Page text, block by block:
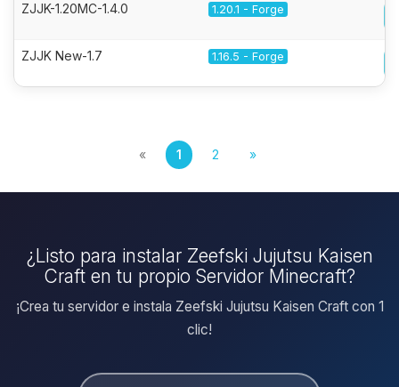
ZJJK-1.20MC-1.4.0 1.20.1 - Forge
ZJJK New-1.7 1.16.5 - Forge
« 1 2 »
¿Listo para instalar Zeefski Jujutsu Kaisen
Craft en tu propio Servidor Minecraft?
¡Crea tu servidor e instala Zeefski Jujutsu Kaisen Craft con 1
clic!